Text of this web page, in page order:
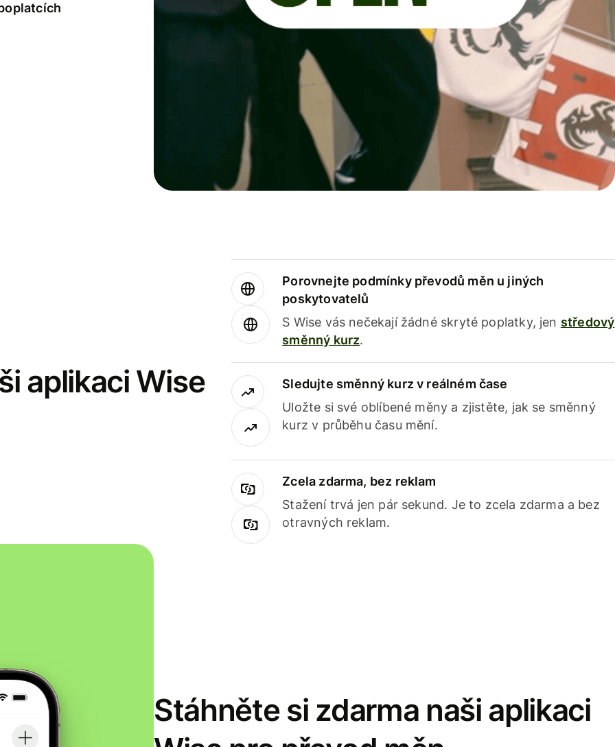
aplikaci Wise
Porovnejte podmínky převodů měn u jiných
poskytovatelů
S Wise vás nečekají žádné skryté poplatky, jen středový
směnný kurz.
Sledujte směnný kurz v reálném čase
Uložte si své oblíbené měny a zjistěte, jak se směnný
kurz v průběhu času mění.
Zcela zdarma, bez reklam
Stažení trvá jen pár sekund. Je to zcela zdarma a bez
otravných reklam.
Stáhněte si zdarma naši aplikaci